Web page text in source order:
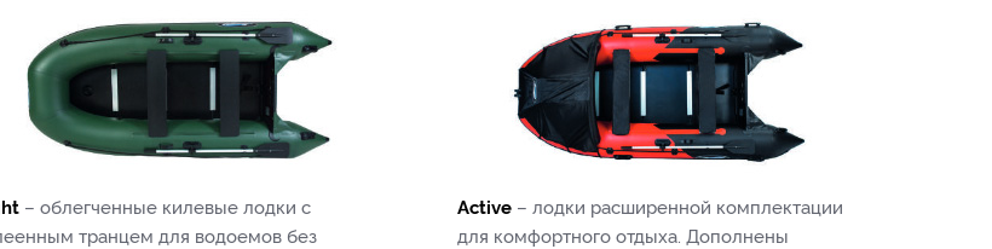
– облегченные килевые лодки с
транцем для водоемов без
Active– лодки расширенной комплектации
для комфортного отдыха. Дополнены